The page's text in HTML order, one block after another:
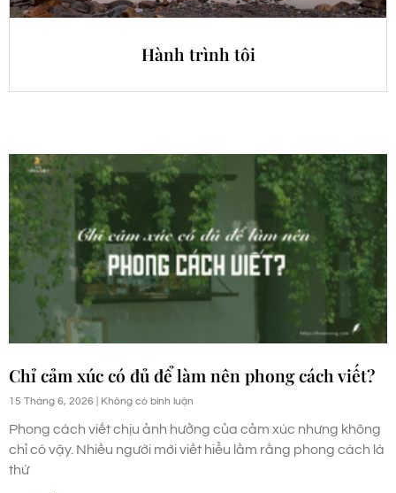
Hành trình tôi
Chỉ cảm xúc có đủ để làm nên phong cách viết?
15 Tháng 6, 2026 Không có bình luận
Phong cách viết chịu ảnh hưởng của cảm xúc nhưng không
chỉ có vậy. Nhiều người mới viết hiểu lầm rằng phong cách là
thứ